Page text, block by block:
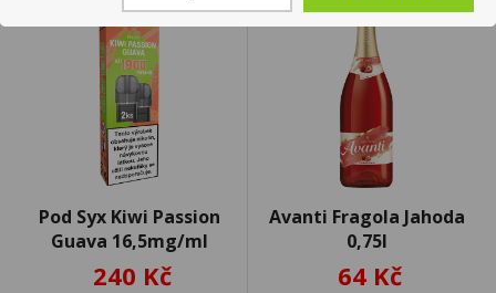
Pod Syx Kiwi Passion
Guava 16,5mg/ml
240 Kč
Avanti Fragola Jahoda
0,75l
64 Kč